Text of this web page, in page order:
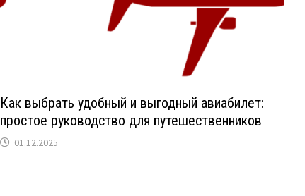
Как выбрать удобный и выгодный авиабилет:
простое руководство для путешественников
01.12.2025